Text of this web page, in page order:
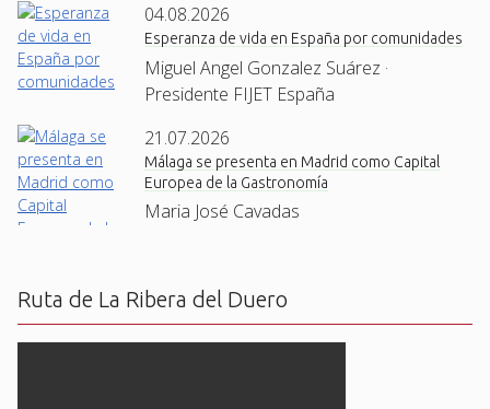
04.08.2026
Esperanza de vida en España por comunidades
Miguel Angel Gonzalez Suárez ·
Presidente FIJET España
21.07.2026
Málaga se presenta en Madrid como Capital
Europea de la Gastronomía
Maria José Cavadas
Ruta de La Ribera del Duero